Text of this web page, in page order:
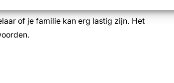
of je familie kan erg lastig zijn. Het